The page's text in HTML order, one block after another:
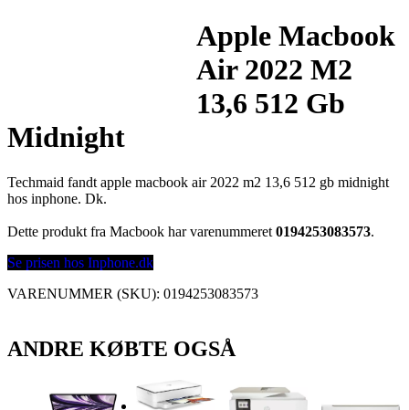
Apple Macbook
Air 2022 M2
13,6 512 Gb
Midnight
Techmaid fandt apple macbook air 2022 m2 13,6 512 gb midnight
hos inphone. Dk.
Dette produkt fra Macbook har varenummeret 0194253083573.
Se prisen hos Inphone.dk
VARENUMMER (SKU): 0194253083573
ANDRE KØBTE OGSÅ